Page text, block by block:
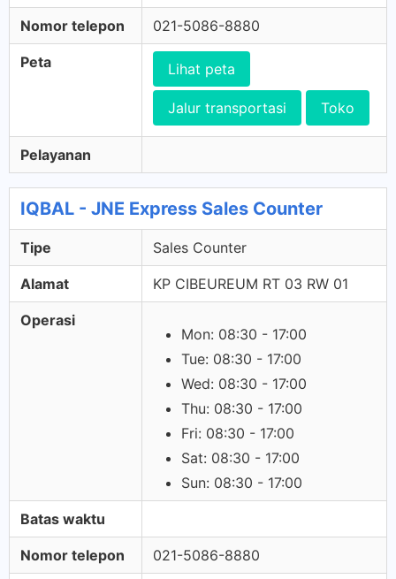
Nomor telepon 021-5086-8880
Peta Lihat peta
Jalur transportasi Toko
Pelayanan
IQBAL - JNE Express Sales Counter
Tipe Sales Counter
Alamat KP CIBEUREUM RT 03 RW 01
Operasi
Mon: 08:30 - 17:00
Tue: 08:30 - 17:00
Wed: 08:30 - 17:00
Thu: 08:30 - 17:00
Fri: 08:30 - 17:00
Sat: 08:30 - 17:00
Sun: 08:30 - 17:00
Batas waktu
Nomor telepon 021-5086-8880